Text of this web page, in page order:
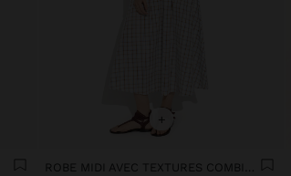
+
ROBE MIDI AVEC TEXTURES COMBINÉES